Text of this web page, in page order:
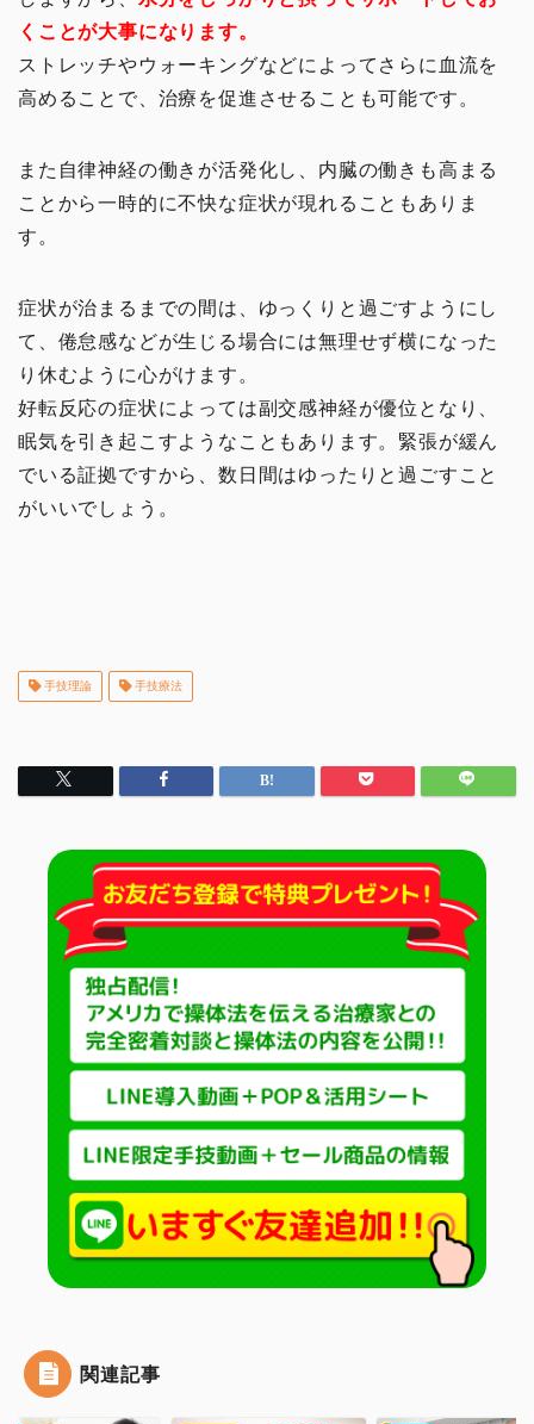
くことが大事になります。
ストレッチやウォーキングなどによってさらに血流を
高めることで、治療を促進させることも可能です。
また自律神経の働きが活発化し、内臓の働きも高まる
ことから一時的に不快な症状が現れることもありま
す。
症状が治まるまでの間は、ゆっくりと過ごすようにし
て、倦怠感などが生じる場合には無理せず横になった
り休むように心がけます。
好転反応の症状によっては副交感神経が優位となり、
眠気を引き起こすようなこともあります。緊張が緩ん
でいる証拠ですから、数日間はゆったりと過ごすこと
がいいでしょう。
手技理論 手技療法
関連記事